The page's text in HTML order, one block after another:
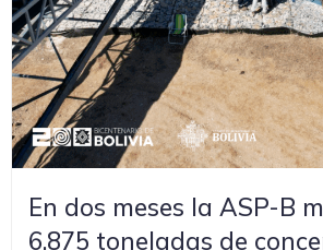
En dos meses la ASP-B
6.875 toneladas de